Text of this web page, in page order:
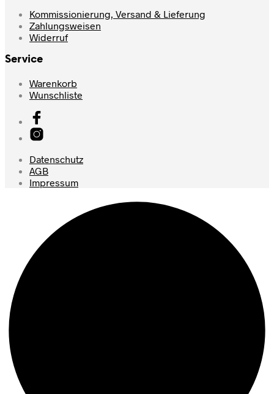
Kommissionierung, Versand & Lieferung
Zahlungsweisen
Widerruf
Service
Warenkorb
Wunschliste
Datenschutz
AGB
Impressum